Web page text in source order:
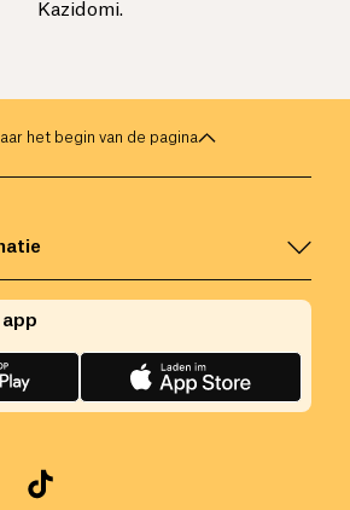
Kazidomi.
het begin van de pagina